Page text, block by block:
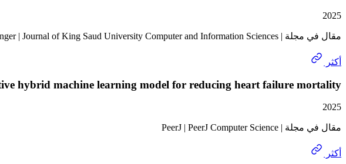
2025
مقال في مجلة | Springer | Journal of King Saud University Computer and Information Sciences
أكثر
hybrid machine learning model for reducing heart failure mortality
2025
مقال في مجلة | PeerJ | PeerJ Computer Science
أكثر